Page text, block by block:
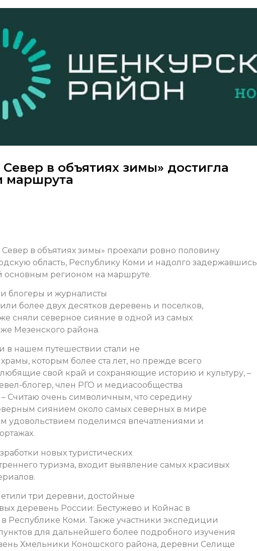
в объятиях зимы» достигла
маршрута
в объятиях зимы» проехали ровно половину
область, Республику Коми и надолго задержавшись
основным регионом на маршруте.
блогеры и журналисты
более двух десятков деревень и поселков,
сняли северное сияние в одной из самых
Мезенского района.
нашем путешествии стали не
которым более ста лет, но прежде всего
свой край и сохраняющие историю и культуру, –
блогер, член РГО и медиасообщества
Считаю очень символичным, что середину
сиянием около самых северных в мире
удовольствием поделимся впечатлениями и
новых туристических
туризма, входит выявление самых красивых
три деревни, достойные
деревень России: Бестужево и Койнас в
Республике Коми. Также участники экспедиции
для дальнейшего более подробного изучения
Хмельники Коношского района, деревни Селище